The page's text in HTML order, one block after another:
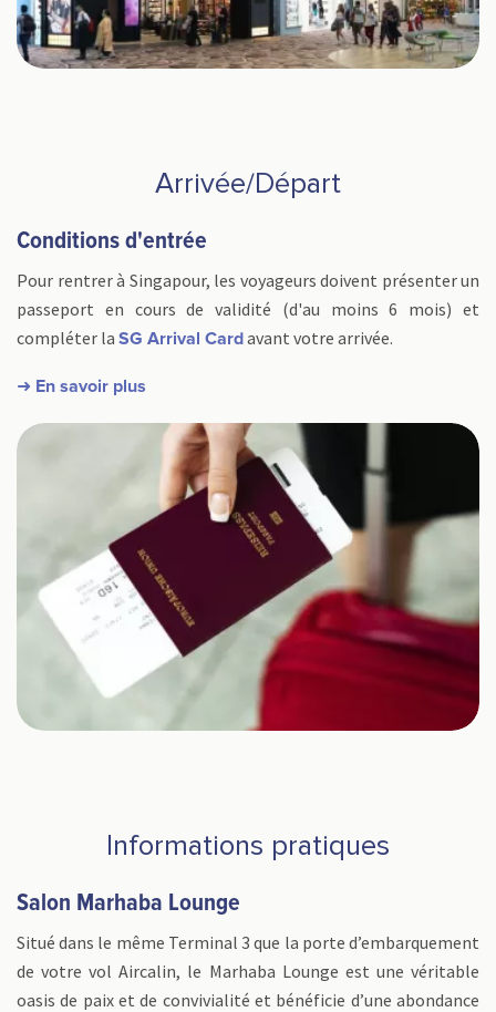
Arrivée/Départ
Conditions d'entrée
Pour rentrer à Singapour, les voyageurs doivent présenter un
passeport en cours de validité (d'au moins 6 mois) et
compléter la SG Arrival Card avant votre arrivée.
➜ En savoir plus
Informations pratiques
Salon Marhaba Lounge
Situé dans le même Terminal 3 que la porte d’embarquement
de votre vol Aircalin, le Marhaba Lounge est une véritable
oasis de paix et de convivialité et bénéficie d’une abondance